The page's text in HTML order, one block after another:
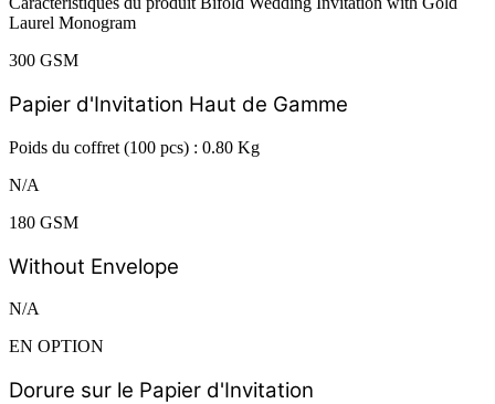
Laurel Monogram
300 GSM
Papier d'Invitation Haut de Gamme
Poids du coffret (100 pcs) : 0.80 Kg
N/A
180 GSM
Without Envelope
N/A
EN OPTION
Dorure sur le Papier d'Invitation